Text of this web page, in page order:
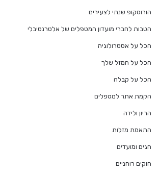
הורוסקופ שנתי לצעירים
הטבות לחברי מועדון המטפלים של אלטרנטיבלי
הכל על אסטרולוגיה
הכל על המזל שלך
הכל על קבלה
הקמת אתר למטפלים
הריון ולידה
התאמת מזלות
חגים ומועדים
חוקים רוחניים